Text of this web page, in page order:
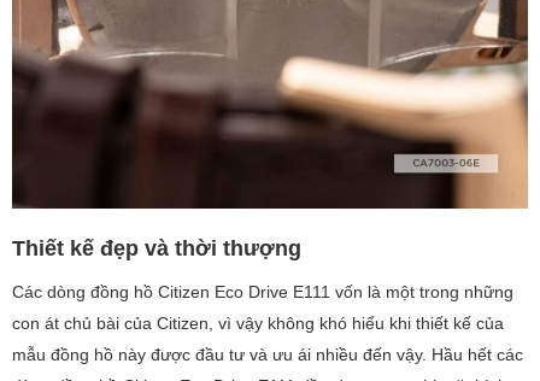
Thiết kế đẹp và thời thượng
Các dòng đồng hồ Citizen Eco Drive E111 vốn là một trong những
con át chủ bài của Citizen, vì vậy không khó hiểu khi thiết kế của
mẫu đồng hồ này được đầu tư và ưu ái nhiều đến vậy. Hầu hết các